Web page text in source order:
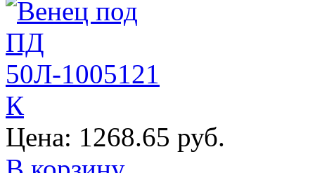
Цена: 1268.65 руб.